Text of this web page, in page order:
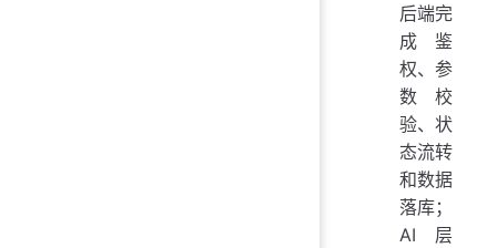
后端完
成鉴
权、参
数校
验、状
态流转
和数据
落库；
AI 层